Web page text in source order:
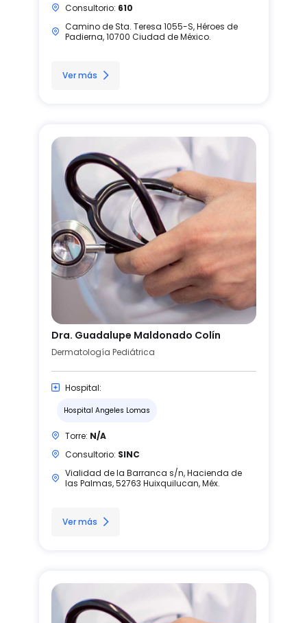
Consultorio: 610
Camino de Sta. Teresa 1055-S, Héroes de
Padierna, 10700 Ciudad de México.
Ver más
Dra. Guadalupe Maldonado Colín
Dermatología Pediátrica
Hospital:
Hospital Angeles Lomas
Torre: N/A
Consultorio: SINC
Vialidad de la Barranca s/n, Hacienda de
las Palmas, 52763 Huixquilucan, Méx.
Ver más